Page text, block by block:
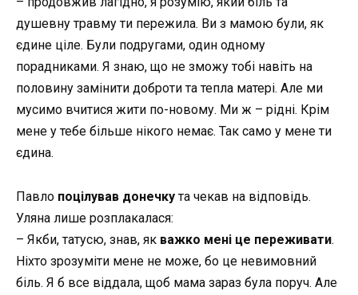
душевну травму ти пережила. Ви з мамою були, як
єдине ціле. Були подругами, один одному
порадниками. Я знаю, що не зможу тобі навіть на
половину замінити доброти та тепла матері. Але ми
мусимо вчитися жити по-новому. Ми ж – рідні. Крім
мене у тебе більше нікого немає. Так само у мене ти
єдина.
Павло поцілував донечку та чекав на відповідь.
Уляна лише розплакалася:
– Якби, татусю, знав, як важко мені це переживати.
Ніхто зрозуміти мене не може, бо це невимовний
біль. Я б все віддала, щоб мама зараз була поруч. Але